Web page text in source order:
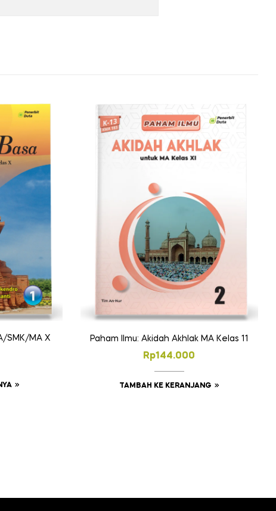
SMK/MA X Paham Ilmu: Akidah Akhlak MA Kelas 11
Rp144.000
TAMBAH KE KERANJANG